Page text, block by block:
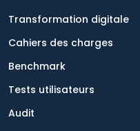
Transformation digitale
Cahiers des charges
Benchmark
Tests utilisateurs
Audit